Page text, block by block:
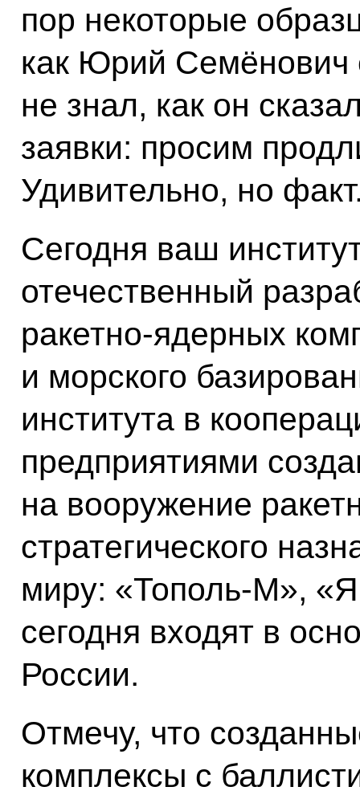
пор некоторые
как Юрий
не знал, как он
заявки: просим
Удивительно, но
Сегодня ваш
отечественный
ракетно-ядерных
и морского
института в
предприятиями
на вооружение
стратегического
миру: «Тополь-М»,
сегодня входят в
России.
Отмечу, что
комплексы с